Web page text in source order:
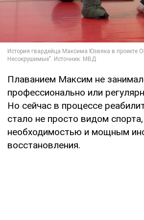
Плаванием Максим не
профессионально или
Но сейчас в процессе
стало не просто видом
необходимостью и мощным
восстановления.